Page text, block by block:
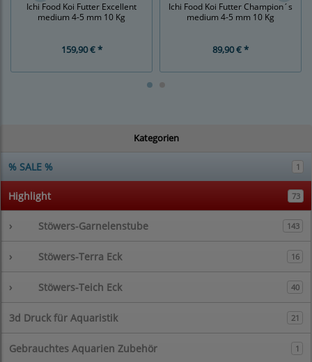
Kategorien
% SALE % 1
Highlight 73
› Stöwers-Garnelenstube 143
› Stöwers-Terra Eck 16
› Stöwers-Teich Eck 40
3d Druck für Aquaristik 21
Gebrauchtes Aquarien Zubehör 1
Ichi Food Koi Futter Excellent
medium 4-5 mm 10 Kg
159,90 € *
Ichi Food Koi Futter Champion´s
medium 4-5 mm 10 Kg
89,90 € *